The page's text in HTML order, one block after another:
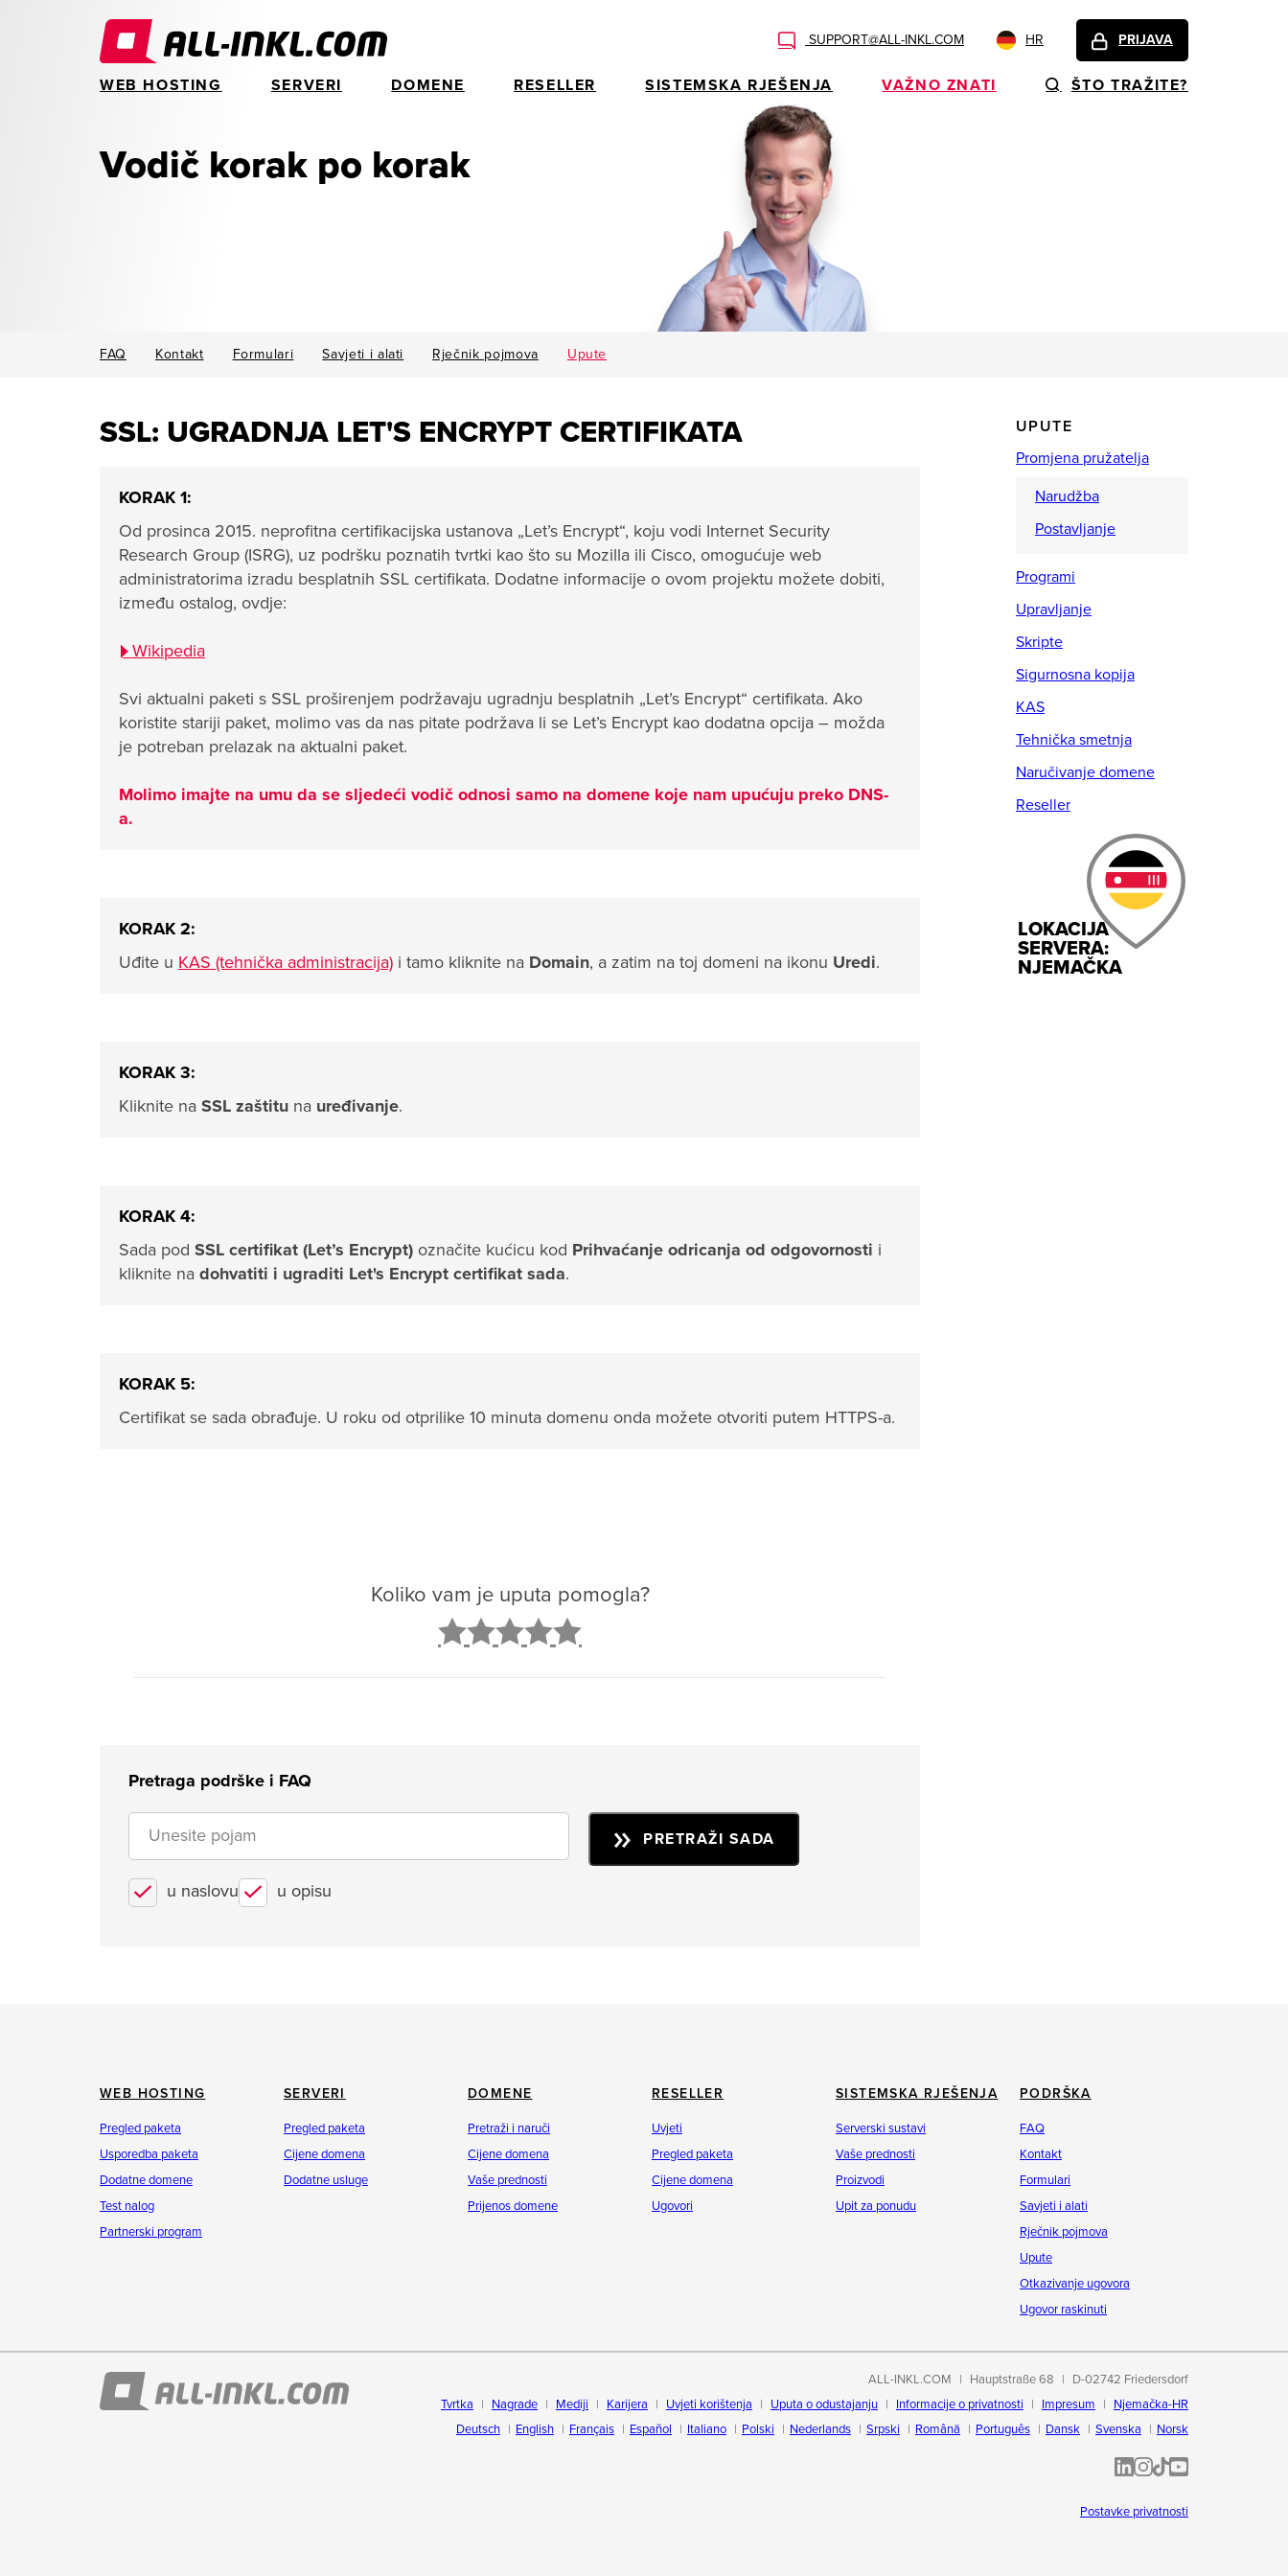
SUPPORT@ALL-INKL.COM HR PRIJAVA
WEB HOSTING SERVERI DOMENE RESELLER SISTEMSKA RJEŠENJA VAŽNO ZNATI ŠTO TRAŽITE?
Vodič korak po korak
FAQ Kontakt Formulari Savjeti i alati Rječnik pojmova Upute
SSL: UGRADNJA LET'S ENCRYPT CERTIFIKATA
KORAK 1:
Od prosinca 2015. neprofitna certifikacijska ustanova „Let’s Encrypt“, koju vodi Internet Security
Research Group (ISRG), uz podršku poznatih tvrtki kao što su Mozilla ili Cisco, omogućuje web
administratorima izradu besplatnih SSL certifikata. Dodatne informacije o ovom projektu možete dobiti,
između ostalog, ovdje:
Wikipedia
Svi aktualni paketi s SSL proširenjem podržavaju ugradnju besplatnih „Let’s Encrypt“ certifikata. Ako
koristite stariji paket, molimo vas da nas pitate podržava li se Let’s Encrypt kao dodatna opcija – možda
je potreban prelazak na aktualni paket.
Molimo imajte na umu da se sljedeći vodič odnosi samo na domene koje nam upućuju preko DNS-
a.
KORAK 2:
Uđite u KAS (tehnička administracija) i tamo kliknite na Domain, a zatim na toj domeni na ikonu Uredi.
KORAK 3:
Kliknite na SSL zaštitu na uređivanje.
KORAK 4:
Sada pod SSL certifikat (Let’s Encrypt) označite kućicu kod Prihvaćanje odricanja od odgovornosti i
kliknite na dohvatiti i ugraditi Let's Encrypt certifikat sada.
KORAK 5:
Certifikat se sada obrađuje. U roku od otprilike 10 minuta domenu onda možete otvoriti putem HTTPS-a.
Koliko vam je uputa pomogla?
Pretraga podrške i FAQ
u naslovu u opisu
PRETRAŽI SADA
UPUTE
Promjena pružatelja
Narudžba
Postavljanje
Programi
Upravljanje
Skripte
Sigurnosna kopija
KAS
Tehnička smetnja
Naručivanje domene
Reseller
LOKACIJA
SERVERA:
NJEMAČKA
WEB HOSTING
Pregled paketa
Usporedba paketa
Dodatne domene
Test nalog
Partnerski program
SERVERI
Pregled paketa
Cijene domena
Dodatne usluge
DOMENE
Pretraži i naruči
Cijene domena
Vaše prednosti
Prijenos domene
RESELLER
Uvjeti
Pregled paketa
Cijene domena
Ugovori
SISTEMSKA RJEŠENJA
Serverski sustavi
Vaše prednosti
Proizvodi
Upit za ponudu
PODRŠKA
FAQ
Kontakt
Formulari
Savjeti i alati
Rječnik pojmova
Upute
Otkazivanje ugovora
Ugovor raskinuti
ALL-INKL.COM Hauptstraße 68
D-02742 Friedersdorf
Tvrtka
Nagrade Mediji Karijera Uvjeti korištenja Uputa o odustajanju Informacije o privatnosti Impresum
Njemačka-HR
Deutsch
English Français Español Italiano Polski Nederlands Srpski Română Português Dansk Svenska Norsk
ALL-INKL.COM | LinkedIn
ALL-INKL.COM • Instagram
ALL-INKL.COM | TikTok
ALLINKL.COM -
Postavke privatnosti